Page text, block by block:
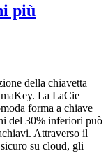
più
della chiavetta
La LaCie
forma a chiave
del 30% inferiori può
Attraverso il
su cloud, gli